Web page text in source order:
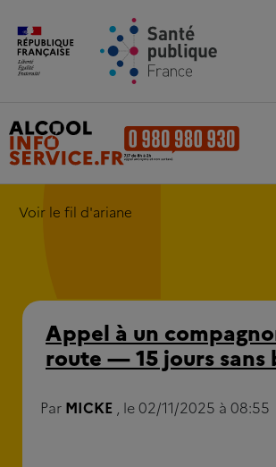
Aller au contenu principal
Voir le fil d'ariane
Appel à un
route — 15 jours sans
Par MICKE , le 02/11/2025 à 08:55